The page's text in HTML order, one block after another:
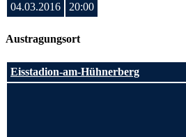
04.03.2016
20:00
Austragungsort
Eisstadion-am-Hühnerberg